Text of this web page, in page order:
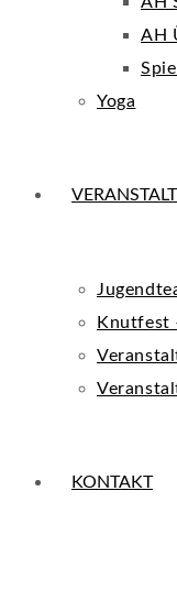
AH
Yoga
Knutfest
KONTAKT